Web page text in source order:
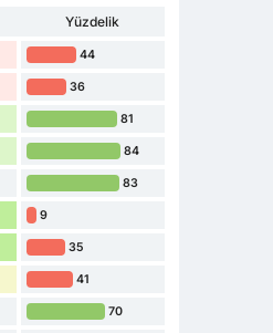
Yüzdelik
44
36
81
84
83
9
35
41
70